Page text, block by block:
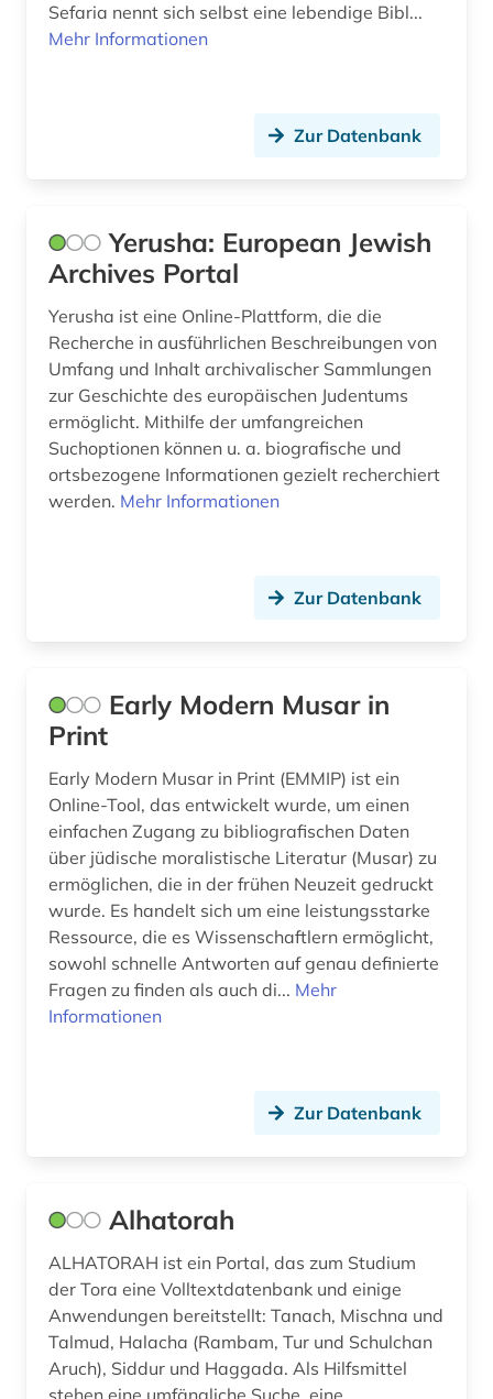
Sefaria nennt sich selbst eine lebendige Bibl...
Mehr Informationen
Zur Datenbank
Yerusha: European Jewish
Archives Portal
Yerusha ist eine Online-Plattform, die die
Recherche in ausführlichen Beschreibungen von
Umfang und Inhalt archivalischer Sammlungen
zur Geschichte des europäischen Judentums
ermöglicht. Mithilfe der umfangreichen
Suchoptionen können u. a. biografische und
ortsbezogene Informationen gezielt recherchiert
werden. Mehr Informationen
Zur Datenbank
Early Modern Musar in
Print
Early Modern Musar in Print (EMMIP) ist ein
Online-Tool, das entwickelt wurde, um einen
einfachen Zugang zu bibliografischen Daten
über jüdische moralistische Literatur (Musar) zu
ermöglichen, die in der frühen Neuzeit gedruckt
wurde. Es handelt sich um eine leistungsstarke
Ressource, die es Wissenschaftlern ermöglicht,
sowohl schnelle Antworten auf genau definierte
Fragen zu finden als auch di... Mehr
Informationen
Zur Datenbank
Alhatorah
ALHATORAH ist ein Portal, das zum Studium
der Tora eine Volltextdatenbank und einige
Anwendungen bereitstellt: Tanach, Mischna und
Talmud, Halacha (Rambam, Tur und Schulchan
Aruch), Siddur und Haggada. Als Hilfsmittel